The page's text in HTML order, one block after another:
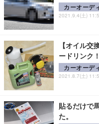
カーオーデ
2021.9.4(土)
【オイル交
ードリンク
カーオーデ
2021.8.7(土)
貼るだけで
た。